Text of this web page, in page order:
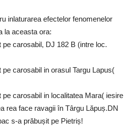
inlaturarea efectelor fenomenelor
la aceasta ora:
carosabil, DJ 182 B (intre loc.
carosabil in orasul Targu Lapus(
carosabil in localitatea Mara( iesire
rea face ravagii în Târgu Lăpuș.DN
s-a prăbușit pe Pietriș!